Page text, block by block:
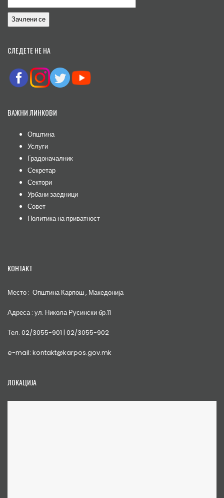
СЛЕДЕТЕ НЕ НА
ВАЖНИ ЛИНКОВИ
Општина
Услуги
Градоначалник
Секретар
Сектори
Урбани заедници
Совет
Политика на приватност
КОНТАКТ
Место : Општина Карпош , Македонија
Адреса : ул. Никола Русински бр.11
Тел. 02/3055-901 | 02/3055-902
e-mail: kontakt@karpos.gov.mk
ЛОКАЦИЈА